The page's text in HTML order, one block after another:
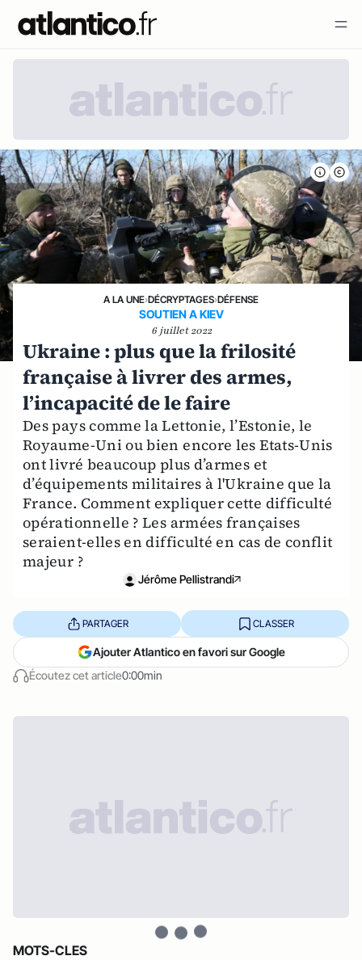
A LA UNE›DÉCRYPTAGES›DÉFENSE
SOUTIEN A KIEV
6 juillet 2022
Ukraine : plus que la frilosité
française à livrer des armes,
l’incapacité de le faire
Des pays comme la Lettonie, l’Estonie, le
Royaume-Uni ou bien encore les Etats-Unis
ont livré beaucoup plus d’armes et
d’équipements militaires à l'Ukraine que la
France. Comment expliquer cette difficulté
opérationnelle ? Les armées françaises
seraient-elles en difficulté en cas de conflit
majeur ?
Jérôme Pellistrandi
Écoutez cet article0:00min
PARTAGER CLASSER
Ajouter Atlantico en favori sur Google
MOTS-CLES